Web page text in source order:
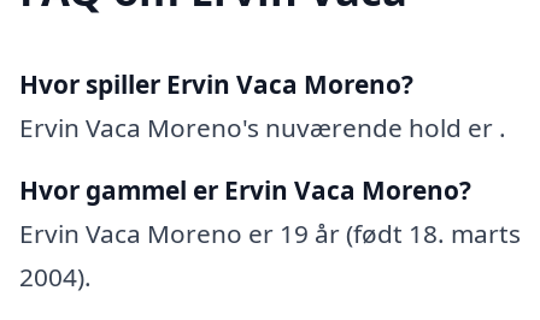
Hvor spiller Ervin Vaca Moreno?
Ervin Vaca Moreno's nuværende hold er .
Hvor gammel er Ervin Vaca Moreno?
Ervin Vaca Moreno er 19 år (født 18. marts
2004).